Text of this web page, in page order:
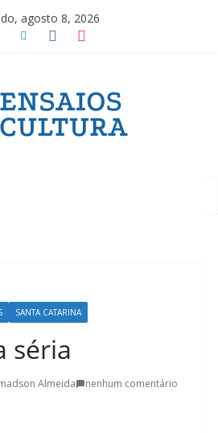
agosto 8, 2026
SANTA CATARINA
séria
Almeida nenhum comentário